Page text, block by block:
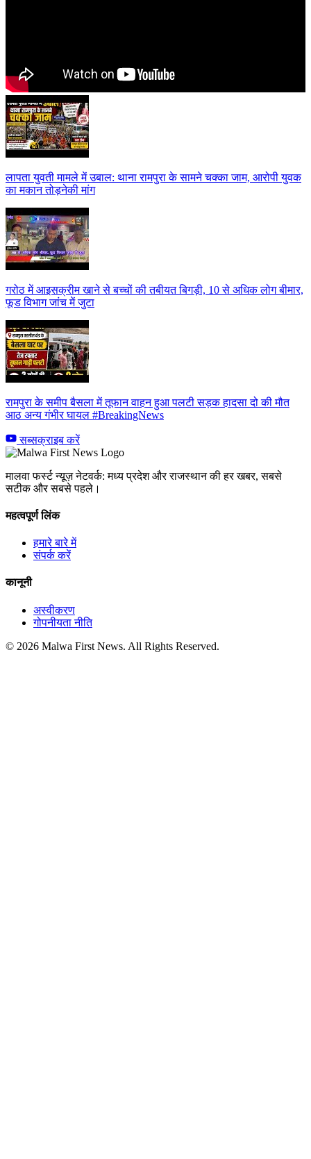
लापता युवती मामले में उबाल: थाना रामपुरा के सामने चक्का जाम, आरोपी युवक
का मकान तोड़नेकी मांग
गरोठ में आइसक्रीम खाने से बच्चों की तबीयत बिगड़ी, 10 से अधिक लोग बीमार,
फूड विभाग जांच में जुटा
रामपुरा के समीप बैसला में तूफान वाहन हुआ पलटी सड़क हादसा दो की मौत
आठ अन्य गंभीर घायल #BreakingNews
सब्सक्राइब करें
मालवा फर्स्ट न्यूज़ नेटवर्क: मध्य प्रदेश और राजस्थान की हर खबर, सबसे
सटीक और सबसे पहले।
महत्वपूर्ण लिंक
हमारे बारे में
संपर्क करें
कानूनी
अस्वीकरण
गोपनीयता नीति
© 2026 Malwa First News. All Rights Reserved.